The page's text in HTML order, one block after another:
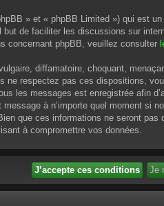
» et « phpBB Limited ») qui est
de faciliter les discussions sur
concernant phpBB, veuillez consulter
diffamatoire, choquant,
respectez pas ces dispositions,
les messages est enregistrée afin
à n’importe quel moment
que ces informations ne seront
à compromettre vos données.